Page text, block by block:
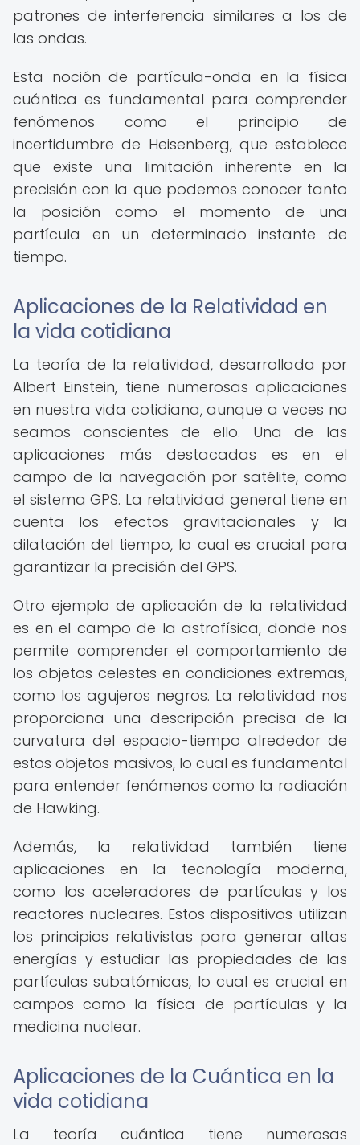
patrones de interferencia similares a los de
las ondas.
Esta noción de partícula-onda en la física
cuántica es fundamental para comprender
fenómenos como el principio de
incertidumbre de Heisenberg, que establece
que existe una limitación inherente en la
precisión con la que podemos conocer tanto
la posición como el momento de una
partícula en un determinado instante de
tiempo.
Aplicaciones de la Relatividad en
la vida cotidiana
La teoría de la relatividad, desarrollada por
Albert Einstein, tiene numerosas aplicaciones
en nuestra vida cotidiana, aunque a veces no
seamos conscientes de ello. Una de las
aplicaciones más destacadas es en el
campo de la navegación por satélite, como
el sistema GPS. La relatividad general tiene en
cuenta los efectos gravitacionales y la
dilatación del tiempo, lo cual es crucial para
garantizar la precisión del GPS.
Otro ejemplo de aplicación de la relatividad
es en el campo de la astrofísica, donde nos
permite comprender el comportamiento de
los objetos celestes en condiciones extremas,
como los agujeros negros. La relatividad nos
proporciona una descripción precisa de la
curvatura del espacio-tiempo alrededor de
estos objetos masivos, lo cual es fundamental
para entender fenómenos como la radiación
de Hawking.
Además, la relatividad también tiene
aplicaciones en la tecnología moderna,
como los aceleradores de partículas y los
reactores nucleares. Estos dispositivos utilizan
los principios relativistas para generar altas
energías y estudiar las propiedades de las
partículas subatómicas, lo cual es crucial en
campos como la física de partículas y la
medicina nuclear.
Aplicaciones de la Cuántica en la
vida cotidiana
La teoría cuántica tiene numerosas